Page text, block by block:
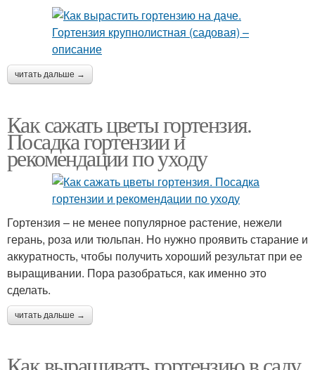
читать дальше →
Как сажать цветы гортензия.
Посадка гортензии и
рекомендации по уходу
Гортензия – не менее популярное растение, нежели
герань, роза или тюльпан. Но нужно проявить старание и
аккуратность, чтобы получить хороший результат при ее
выращивании. Пора разобраться, как именно это
сделать.
читать дальше →